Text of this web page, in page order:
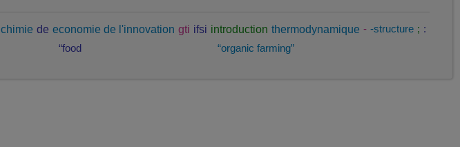
chimie de economie de l'innovation gti ifsi introduction thermodynamique - -structure ; :
“food “organic farming”